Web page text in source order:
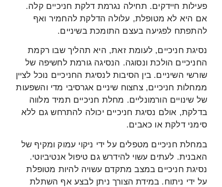
פעילות חיידקים. תחילה נגרמת דלקת חניכיים קלה.
אם היא לא מטופלת, עלולה הדלקת להחמיר ואף
להתפתח לפגיעה בעצם התומכת בשיניים.
נסיגת חניכיים, לעומת זאת, היא תהליך שבו רקמת
החניכיים הולכת ונסוגה. הנסיגה גורמת לחשיפה של
שורשי השיניים. בין הסיבות לנסיגת החניכיים נוכל לציין
ממחלות חניכיים, צחצוח שיניים אגרסיבי מדי והשפעות
של שינויים הורמונליים. מחלת חניכיים תמיד מלווה
בדלקת, אולם נסיגת חניכיים יכולה להתרחש גם ללא
סימני דלקת או כאבים.
במחלת חניכיים מטפלים על ידי ניקוי עמוק ומקיף של
האבנית. לעתים עשוי להידרש גם טיפול אנטיביוטי.
נסיגת חניכיים במצב מתקדם עשויה להיות מטופלת
על ידי ניתוח. במידת הצורך ניתן לבצע אף השתלת